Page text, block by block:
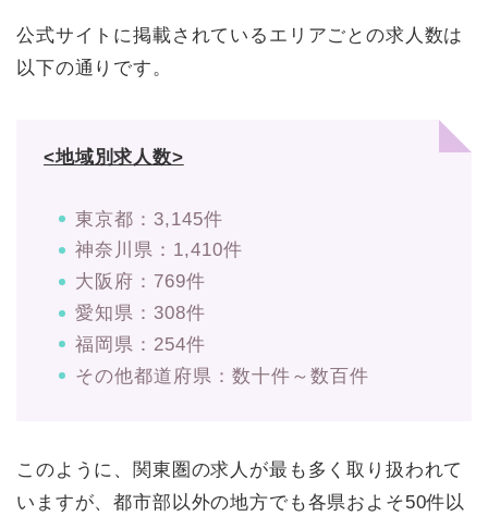
公式サイトに掲載されているエリアごとの求人数は
以下の通りです。
<地域別求人数>
東京都：3,145件
神奈川県：1,410件
大阪府：769件
愛知県：308件
福岡県：254件
その他都道府県：数十件～数百件
このように、関東圏の求人が最も多く取り扱われて
いますが、都市部以外の地方でも各県およそ50件以